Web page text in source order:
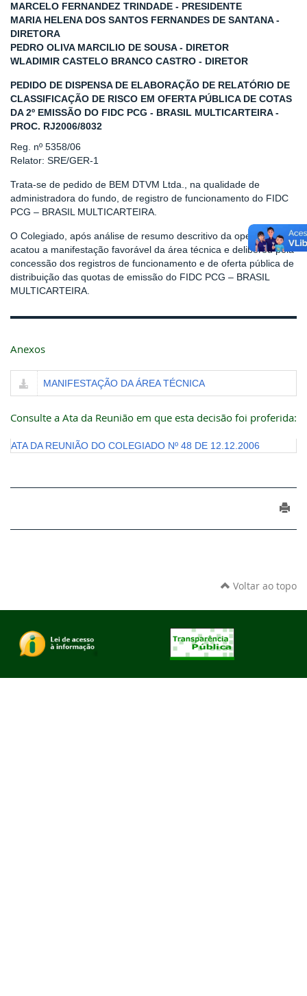
MARCELO FERNANDEZ TRINDADE - PRESIDENTE
MARIA HELENA DOS SANTOS FERNANDES DE SANTANA -
DIRETORA
PEDRO OLIVA MARCILIO DE SOUSA - DIRETOR
WLADIMIR CASTELO BRANCO CASTRO - DIRETOR
PEDIDO DE DISPENSA DE ELABORAÇÃO DE RELATÓRIO DE
CLASSIFICAÇÃO DE RISCO EM OFERTA PÚBLICA DE COTAS
DA 2º EMISSÃO DO FIDC PCG - BRASIL MULTICARTEIRA -
PROC. RJ2006/8032
Reg. nº 5358/06
Relator: SRE/GER-1
Trata-se de pedido de BEM DTVM Ltda., na qualidade de
administradora do fundo, de registro de funcionamento do FIDC
PCG – BRASIL MULTICARTEIRA.
O Colegiado, após análise de resumo descritivo da operação,
acatou a manifestação favorável da área técnica e deliberou pela
concessão dos registros de funcionamento e de oferta pública de
distribuição das quotas de emissão do FIDC PCG – BRASIL
MULTICARTEIRA.
Anexos
MANIFESTAÇÃO DA ÁREA TÉCNICA
Consulte a Ata da Reunião em que esta decisão foi proferida:
ATA DA REUNIÃO DO COLEGIADO Nº 48 DE 12.12.2006
Voltar ao topo